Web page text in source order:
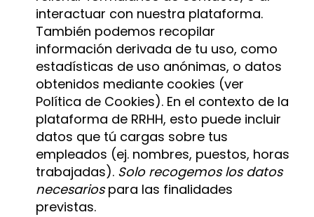
interactuar con nuestra plataforma.
También podemos recopilar
información derivada de tu uso, como
estadísticas de uso anónimas, o datos
obtenidos mediante cookies (ver
Política de Cookies). En el contexto de la
plataforma de RRHH, esto puede incluir
datos que tú cargas sobre tus
empleados (ej. nombres, puestos, horas
trabajadas). Solo recogemos los datos
necesariospara las finalidades
previstas.